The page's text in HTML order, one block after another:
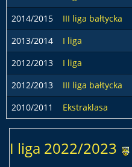
2014/2015
III liga bałtycka
2013/2014
I liga
2012/2013
I liga
2012/2013
III liga bałtycka
2010/2011
Ekstraklasa
I liga 2022/2023